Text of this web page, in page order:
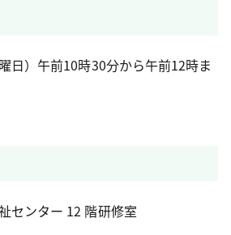
日）午前10時30分から午前12時ま
センター 12 階研修室